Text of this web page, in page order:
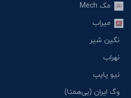
مک Mech
میراب
نگین شیر
نهراب
نیو پایپ
وگ ایران (بی‌همتا)